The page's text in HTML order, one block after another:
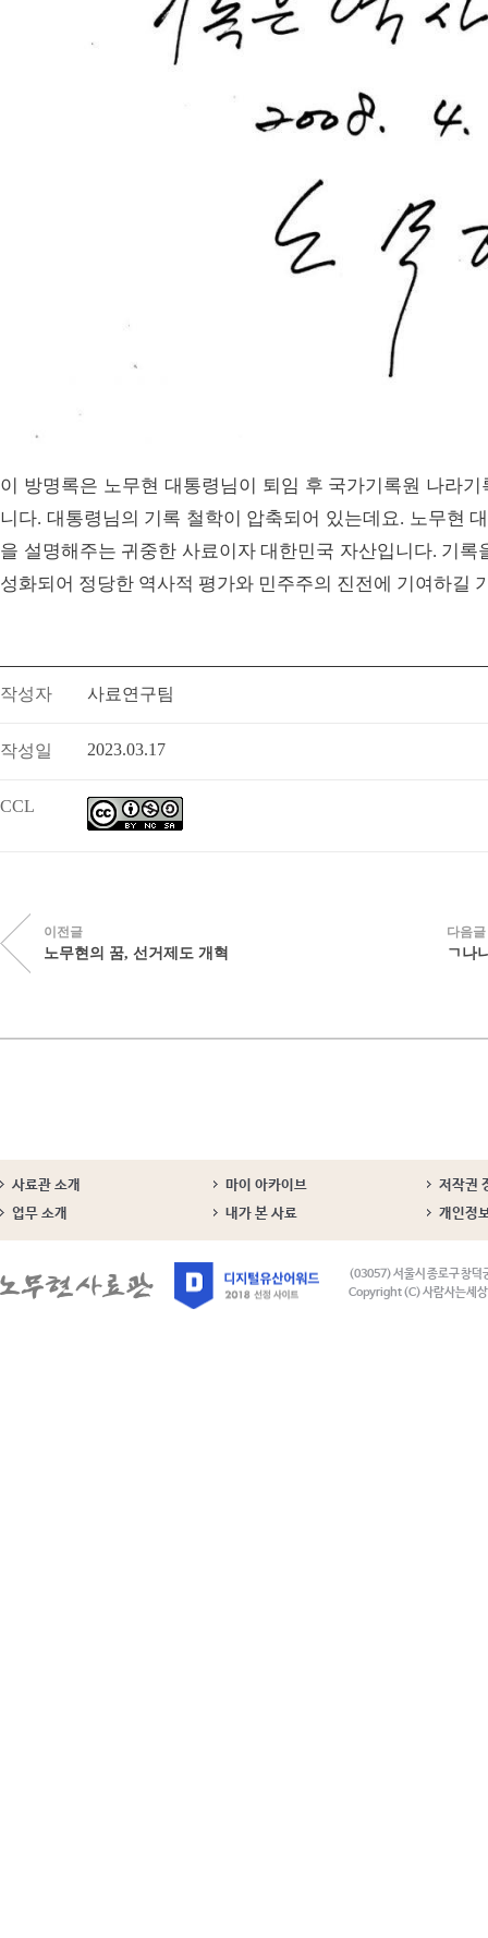
이 방명록은 노무현 대통령님이 퇴임 후 국가기록원 나라
니다. 대통령님의 기록 철학이 압축되어 있는데요. 노무현
을 설명해주는 귀중한 사료이자 대한민국 자산입니다. 기
성화되어 정당한 역사적 평가와 민주주의 진전에 기여하길
작성자 사료연구팀
작성일 2023.03.17
CCL
이전글
노무현의 꿈, 선거제도 개혁
다음글
ㄱ나
사료관 소개 마이 아카이브
저작권
업무 소개
내가 본 사료 개인정
(03057) 서울시 종로구 창덕
Copyright (C) 사람사는세